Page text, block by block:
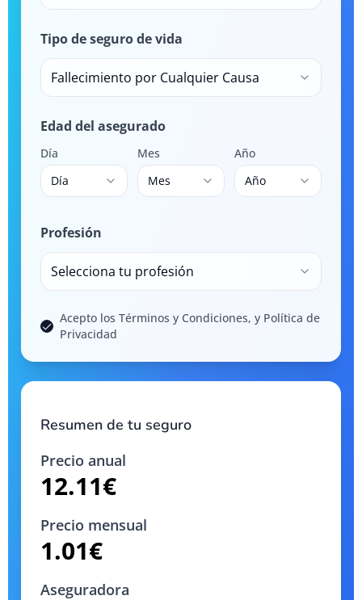
Tipo de seguro de vida
Fallecimiento por Cualquier Causa
Edad del asegurado
Día
Día
Mes
Mes
Año
Año
Profesión
Selecciona tu profesión
Acepto los Términos y Condiciones, y Política de
Privacidad
Resumen de tu seguro
Precio anual
12.11€
Precio mensual
1.01€
Aseguradora